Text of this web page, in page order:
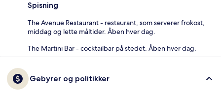
Spisning
The Avenue Restaurant - restaurant, som serverer frokost,
middag og lette måltider. Åben hver dag.
The Martini Bar - cocktailbar på stedet. Åben hver dag.
Gebyrer og politikker